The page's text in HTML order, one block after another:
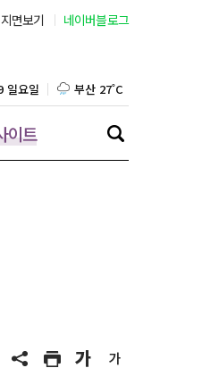
지면보기 네이버블로그
이트
일요일 대구 26˚C
인천 27˚C
제주 27˚C